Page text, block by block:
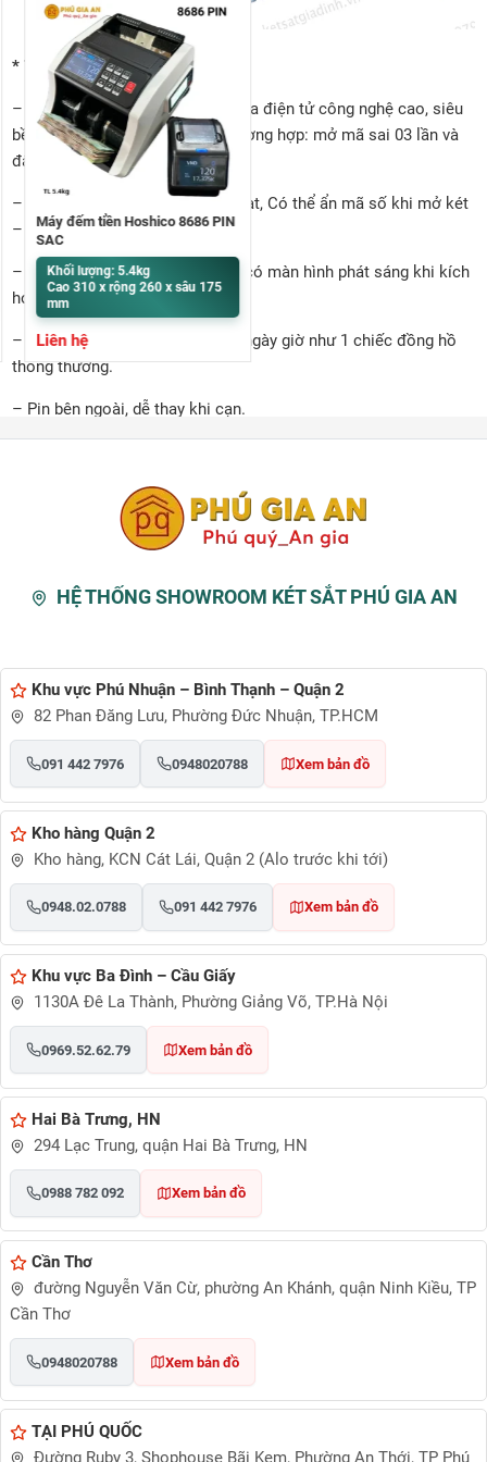
* Tính năng
– An toàn – chống trộm: mã khóa điện tử công nghệ cao, siêu
bền, báo động âm thanh cả 2 trường hợp: mở mã sai 03 lần và
đập phá, dịch chuyển két.
– Bảo mật: đổi mật khẩu linh hoạt, Có thể ẩn mã số khi mở két
– chống lộ mã.
– Hỗ trợ mở két trong bóng tối: có màn hình phát sáng khi kích
hoạt.
– Bảng điện tử có thể đặt được ngày giờ như 1 chiếc đồng hồ
thông thường.
– Pin bên ngoài, dễ thay khi cạn.
chỉ quốc tế là 1020độ/120phút)
– Khóa chìa 4 cạnh chống sao chép.
* Vận hành sơ bộ
Mở két: Mở khóa chìa + mở khóa mã + nhấc tay nắm mở két.
* Sản phẩm gồm:
– 01 khóa chìa chính
– 01 khóa chìa ngăn phụ
– Hướng dẫn sử dụng
– Phiếu bảo hành
– Phiếu giao hàng.
Máy đếm tiền Hoshico 8686 PIN
SẠC
Khối lượng: 5.4kg
Cao 310 x rộng 260 x sâu 175
mm
Liên hệ
HỆ THỐNG SHOWROOM KÉT SẮT PHÚ GIA AN
Khu vực Phú Nhuận – Bình Thạnh – Quận 2
82 Phan Đăng Lưu, Phường Đức Nhuận, TP.HCM
091 442 7976 0948020788 Xem bản đồ
Kho hàng Quận 2
Kho hàng, KCN Cát Lái, Quận 2 (Alo trước khi tới)
0948.02.0788 091 442 7976 Xem bản đồ
Khu vực Ba Đình – Cầu Giấy
1130A Đê La Thành, Phường Giảng Võ, TP.Hà Nội
0969.52.62.79 Xem bản đồ
Hai Bà Trưng, HN
294 Lạc Trung, quận Hai Bà Trưng, HN
0988 782 092 Xem bản đồ
Cần Thơ
đường Nguyễn Văn Cừ, phường An Khánh, quận Ninh Kiều, TP
Cần Thơ
0948020788 Xem bản đồ
TẠI PHÚ QUỐC
Đường Ruby 3, Shophouse Bãi Kem, Phường An Thới, TP Phú